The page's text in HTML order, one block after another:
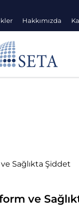
Hakkımızda
ve